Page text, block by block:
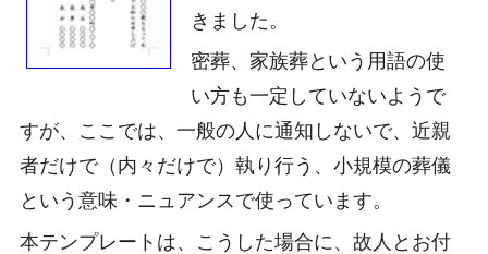
きました。
密葬、家族葬という用語の使
い方も一定していないようで
すが、ここでは、一般の人に通知しないで、近親
者だけで（内々だけで）執り行う、小規模の葬儀
という意味・ニュアンスで使っています。
本テンプレートは、こうした場合に、故人とお付